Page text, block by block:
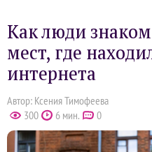
Как люди
мест, где
интернета
Автор: Ксения Тимофеева
300
6 мин. 0